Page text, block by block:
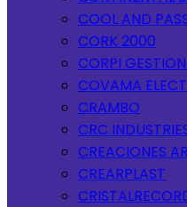
COOL AND
CORK 2000
CORPI
COVAMA
CRAMBO
CRC
CREACIONES
CREARPLAST